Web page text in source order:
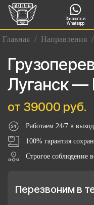
Заказать в
Whatsapp
Главная / Направления /
Луганск —
от 39000 руб.
Работаем 24/7 в
100% гарантия
Строгое соблюдение
Перезвоним в